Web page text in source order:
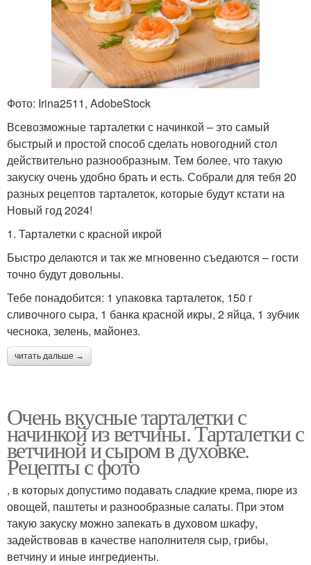
Фото: Irina2511, AdobeStock
Всевозможные тарталетки с начинкой – это самый
быстрый и простой способ сделать новогодний стол
действительно разнообразным. Тем более, что такую
закуску очень удобно брать и есть. Собрали для тебя 20
разных рецептов тарталеток, которые будут кстати на
Новый год 2024!
1. Тарталетки с красной икрой
Быстро делаются и так же мгновенно съедаются – гости
точно будут довольны.
Тебе понадобится: 1 упаковка тарталеток, 150 г
сливочного сыра, 1 банка красной икры, 2 яйца, 1 зубчик
чеснока, зелень, майонез.
читать дальше →
Очень вкусные тарталетки с
начинкой из ветчины. Тарталетки с
ветчиной и сыром в духовке.
Рецепты с фото
, в которых допустимо подавать сладкие крема, пюре из
овощей, паштеты и разнообразные салаты. При этом
такую закуску можно запекать в духовом шкафу,
задействовав в качестве наполнителя сыр, грибы,
ветчину и иные ингредиенты.